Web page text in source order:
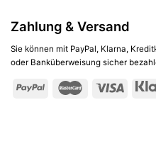
Zahlung & Versand
Sie können mit PayPal, Klarna,
oder Banküberweisung sicher